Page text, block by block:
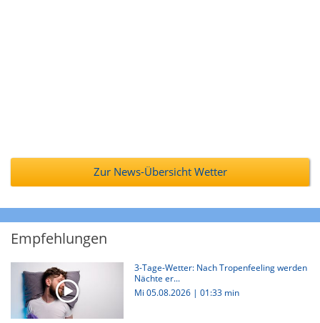
Zur News-Übersicht Wetter
Empfehlungen
3-Tage-Wetter: Nach Tropenfeeling werden
Nächte er...
Mi 05.08.2026 |01:33 min